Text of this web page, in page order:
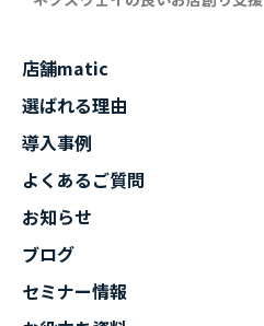
店舗matic
選ばれる理由
導入事例
よくあるご質問
お知らせ
ブログ
セミナー情報